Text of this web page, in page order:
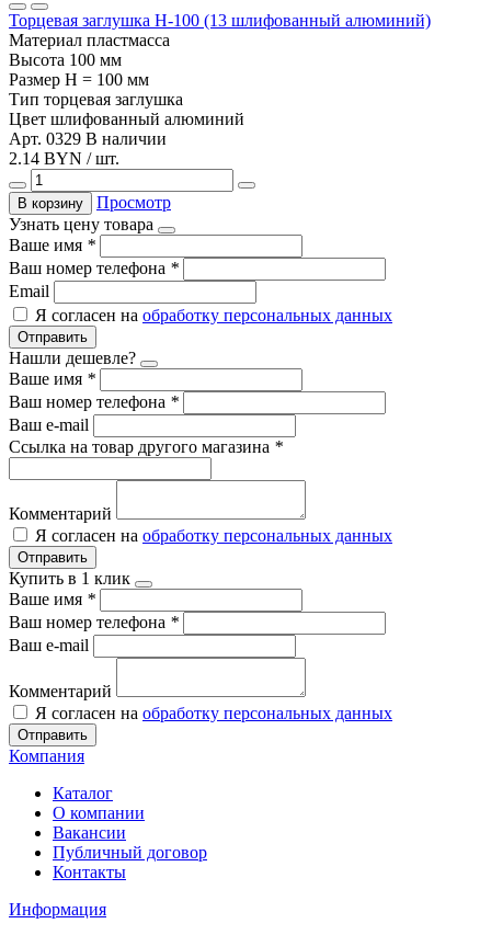
Торцевая заглушка Н-100 (13 шлифованный алюминий)
Материал пластмасса
Высота 100 мм
Размер H = 100 мм
Тип торцевая заглушка
Цвет шлифованный алюминий
Арт. 0329 В наличии
2.14 BYN / шт.
В корзину
Просмотр
Узнать цену товара
Ваше имя *
Ваш номер телефона *
Email
Я согласен на обработку персональных данных
Отправить
Нашли дешевле?
Ваше имя *
Ваш номер телефона *
Ваш e-mail
Ссылка на товар другого магазина *
Комментарий
Я согласен на обработку персональных данных
Отправить
Купить в 1 клик
Ваше имя *
Ваш номер телефона *
Ваш e-mail
Комментарий
Я согласен на обработку персональных данных
Отправить
Компания
Каталог
О компании
Вакансии
Публичный договор
Контакты
Информация